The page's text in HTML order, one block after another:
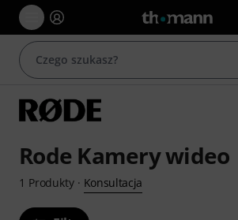
Rode Kamery wideo
1 Produkty· Konsultacja